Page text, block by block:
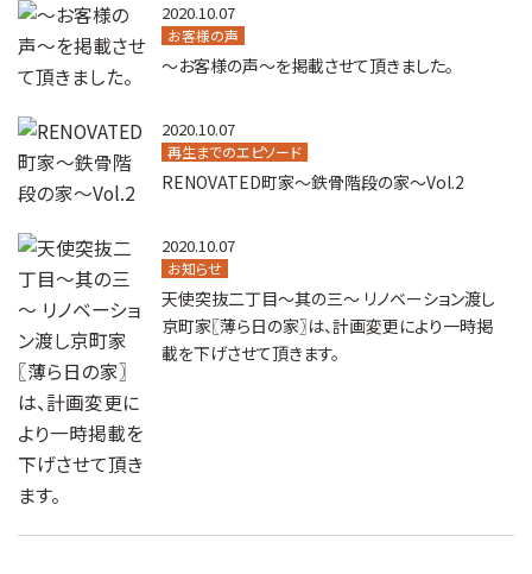
2020.10.07
お客様の声
～お客様の声～を掲載させて頂きました。
2020.10.07
再生までのエピソード
RENOVATED町家～鉄骨階段の家～Vol.2
2020.10.07
お知らせ
天使突抜二丁目～其の三～ リノベーション渡し
京町家〖薄ら日の家〗は、計画変更により一時掲
載を下げさせて頂きます。